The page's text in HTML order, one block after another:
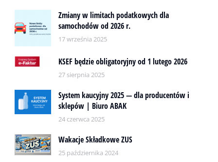
Zmiany w limitach podatkowych dla
samochodów od 2026 r.
17 września 2025
KSEF będzie obligatoryjny od 1 lutego 2026
27 sierpnia 2025
System kaucyjny 2025 — dla producentów i
sklepów | Biuro ABAK
24 czerwca 2025
Wakacje Składkowe ZUS
25 października 2024